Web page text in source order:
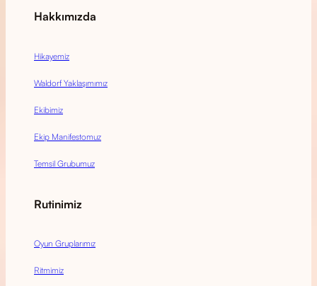
Hakkımızda
Hikayemiz
Waldorf Yaklaşımımız
Ekibimiz
Ekip Manifestomuz
Temsil Grubumuz
Rutinimiz
Oyun Gruplarımız
Ritmimiz